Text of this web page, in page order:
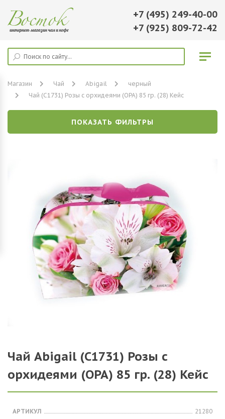
+7 (495) 249-40-00
+7 (925) 809-72-42
Магазин Чай Abigail
черный
Чай (С1731) Розы с орхидеями (ОРА) 85 гр. (28) Кейс
ПОКАЗАТЬ ФИЛЬТРЫ
Чай Abigail (С1731) Розы с
орхидеями (ОРА) 85 гр. (28) Кейс
АРТИКУЛ
21280